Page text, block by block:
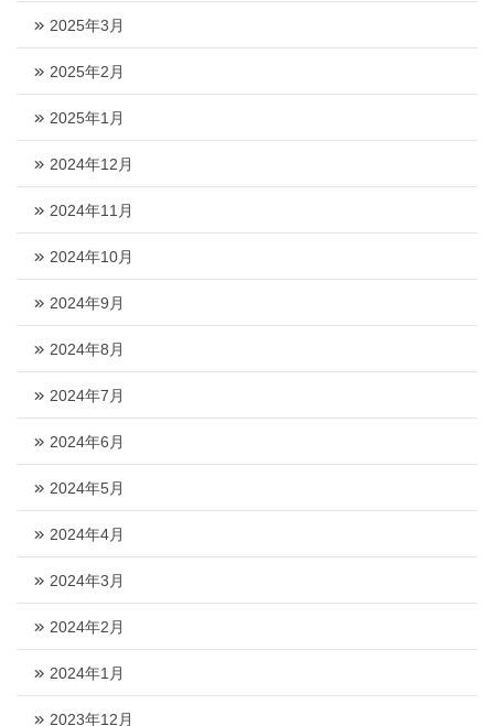
2025年3月
2025年2月
2025年1月
2024年12月
2024年11月
2024年10月
2024年9月
2024年8月
2024年7月
2024年6月
2024年5月
2024年4月
2024年3月
2024年2月
2024年1月
2023年12月